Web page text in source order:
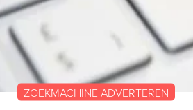
ZOEKMACHINE ADVERTEREN